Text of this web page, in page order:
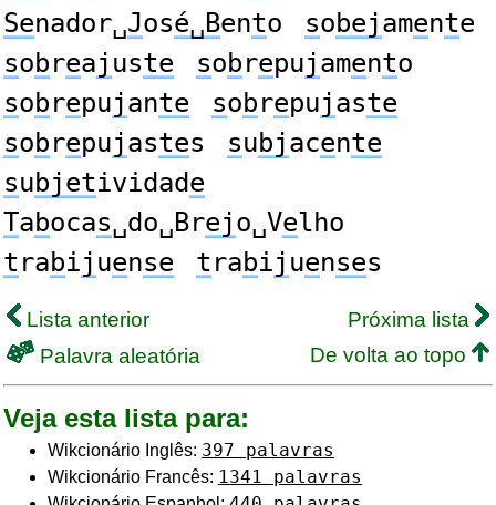
Senador␣José␣Bento sobejamente
sobreaj uste sobrepujamento
sobrepujante sobrepujaste
sobrepujastes subjacente
subjetividade
Tabocas␣do␣Brejo␣Velho
trabij uense trabij uenses
Lista anterior
Próxima lista
Palavra aleatória
De volta ao topo
Veja esta lista para:
Wikcionário Inglês: 397 palavras
Wikcionário Francês: 1341 palavras